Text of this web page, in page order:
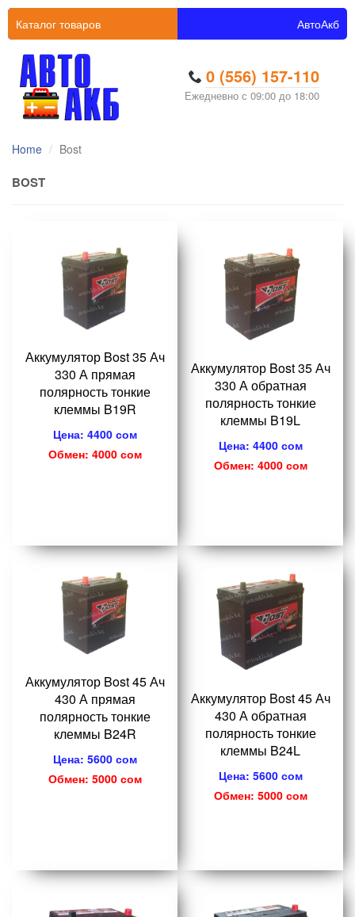
Каталог товаров АвтоАкб
0 (556) 157-110
Ежедневно с 09:00 до 18:00
Home Bost
BOST
Аккумулятор Bost 35 Ач
330 А прямая
полярность тонкие
клеммы B19R
Цена: 4400 сом
Обмен: 4000 сом
Аккумулятор Bost 35 Ач
330 А обратная
полярность тонкие
клеммы B19L
Цена: 4400 сом
Обмен: 4000 сом
Аккумулятор Bost 45 Ач
430 А прямая
полярность тонкие
клеммы B24R
Цена: 5600 сом
Обмен: 5000 сом
Аккумулятор Bost 45 Ач
430 А обратная
полярность тонкие
клеммы B24L
Цена: 5600 сом
Обмен: 5000 сом